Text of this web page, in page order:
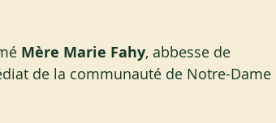
Mère Marie Fahy, abbesse de
de la communauté de Notre-Dame